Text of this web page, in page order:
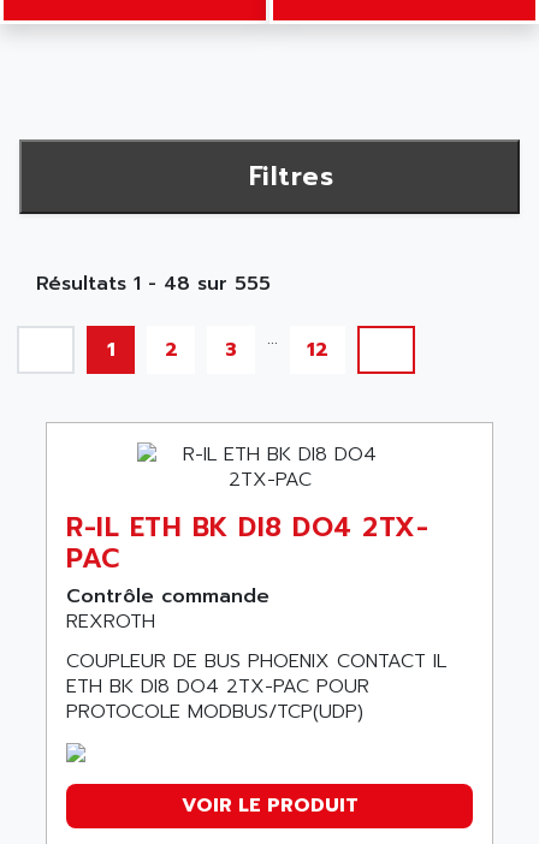
Filtres
Résultats 1 - 48 sur 555
1 2 3 ... 12
R-IL ETH BK DI8 DO4 2TX-
PAC
Contrôle commande
REXROTH
COUPLEUR DE BUS PHOENIX CONTACT IL
ETH BK DI8 DO4 2TX-PAC POUR
PROTOCOLE MODBUS/TCP(UDP)
VOIR LE PRODUIT